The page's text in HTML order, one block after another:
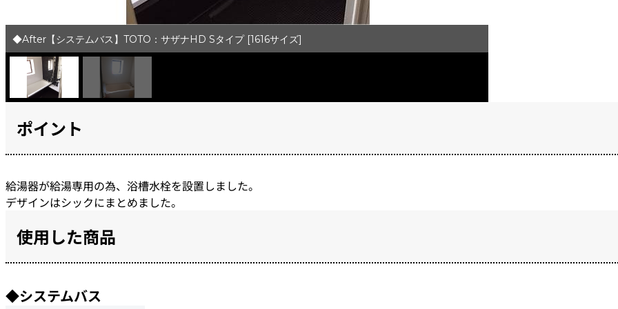
◆After【システムバス】TOTO：サザナHD Sタイプ [1616サイズ]
ポイント
給湯器が給湯専用の為、浴槽水栓を設置しました。
デザインはシックにまとめました。
使用した商品
◆システムバス